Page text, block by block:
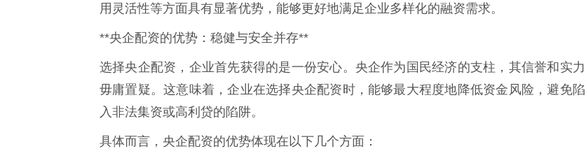
用灵活性等方面具有显著优势，能够更好地满足企业多样化的融资需求。
**央企配资的优势：稳健与安全并存**
选择央企配资，企业首先获得的是一份安心。央企作为国民经济的支柱，其信誉和实力
毋庸置疑。这意味着，企业在选择央企配资时，能够最大程度地降低资金风险，避免陷
入非法集资或高利贷的陷阱。
具体而言，央企配资的优势体现在以下几个方面：